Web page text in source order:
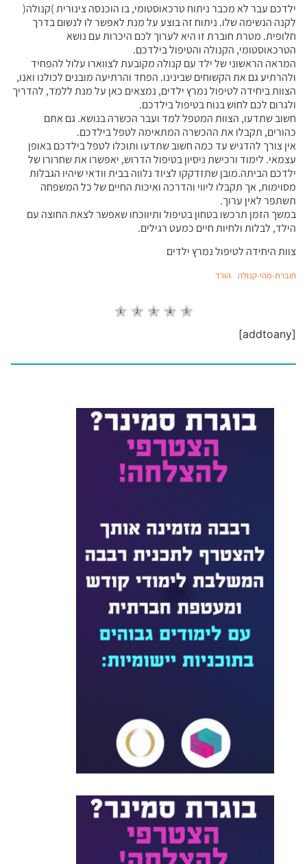
ילדכם עבר לא מכבר ניתוח טרכאוסטומי, בו הוכנסה צינורית )קנולה(
לקנה הנשימה שלו. ניתוח זה בוצע על מנת לאפשר לו לנשום בדרך
חלופית. מטרת חוברת זו היא לערוך לכם היכרות עם נושא
הטרכאוסטומי, הקנולה והטיפול בילדכם.
המראה הראשוני של ילד עם קנולה מקובעת לצווארו עלול להפחיד
ולהרתיע גם את הקשוחים שבינינו. הפחד והרתיעה מובנים לכולנו ואנו,
הצוות ביחידה לטיפול נמרץ ילדים, נמצאים כאן על מנת ללמד, להדריך
ולגרום לכם לחוש בנוח בטיפול בילדכם.
חשוב שתדעו, הצוות המטפל למד ועבר הכשרה בנושא. גם אתם
כהורים, תקבלו את ההכשרה המתאימה לטפל בילדכם.
אין צורך להדגיש עד כמה חשוב שתדעו ותוכלו לטפל בילדכם באופן
עצמאי. לימוד ורכישת ניסיון בטיפול הדרוש, יאפשרו את שחרורו של
ילדכם הביתה.מובן שתזדקקו לציוד נלווה בבית וודאי שיהיו הגבלות
מסוימות, אך תקבלו ליווי והדרכה ואיכות החיים של כל המשפחה
תשתפר לאין ערוך.
במשך הזמן תרכשו בטחון בטיפול ותיווכחו שאפשר לצאת החוצה עם
הילד, לבלות ולחיות חיים כמעט רגילים.
צוות היחידה לטיפול נמרץ ילדים
חוברת-מהי-קנולה הורד
[addtoany]